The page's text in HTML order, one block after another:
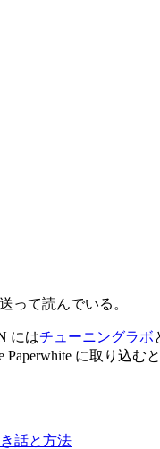
って読んでいる。
にはチューニングラボ
に取り込
話と方法